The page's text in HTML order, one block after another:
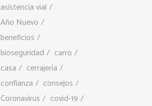
asistencia vial
Año Nuevo
beneficios
bioseguridad
carro
casa
cerrajería
confianza
consejos
Coronavirus
covid-19